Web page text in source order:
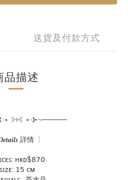
送貨及付款方式
品描述
詳情 ┆
ʜᴋᴅ$𝟪𝟩𝟢
𝟣𝟧 ᴄᴍ